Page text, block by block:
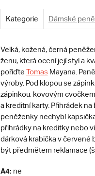
Kategorie Dámské
Velká, kožená, černá
ženu, která ocení její styl a
pořiďte Tomas Mayana.
výroby. Pod klopou se
zápinkou, kovovým
a kreditní karty. Přihrádek
peněženky nechybí
přihrádky na kreditky nebo
dárková krabička v červené
být předmětem reklamace
A4: ne